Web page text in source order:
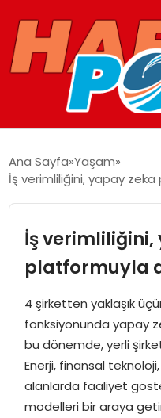
GUNCEL
YAŞAM
SAĞLIK
SPOR
Ana Sayfa Yaşam
İş verimliliğini, yapay
İş verimliliğini,
platformuyla
4 şirketten yaklaşık
fonksiyonunda yapay
bu dönemde, yerli
Enerji, finansal
alanlarda faaliyet
modelleri bir araya